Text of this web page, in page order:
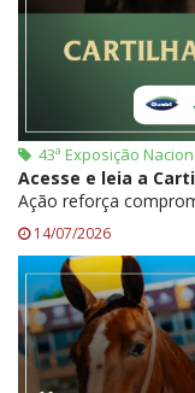
43ª Exposição
Acesse e leia a
Ação reforça
14/07/2026